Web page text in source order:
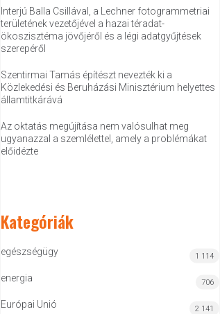
Interjú Balla Csillával, a Lechner fotogrammetriai
területének vezetőjével a hazai téradat-
ökoszisztéma jövőjéről és a légi adatgyűjtések
szerepéről
Szentirmai Tamás építészt nevezték ki a
Közlekedési és Beruházási Minisztérium helyettes
államtitkárává
Az oktatás megújítása nem valósulhat meg
ugyanazzal a szemlélettel, amely a problémákat
előidézte
Kategóriák
egészségügy 1 114
energia 706
Európai Unió 2 141